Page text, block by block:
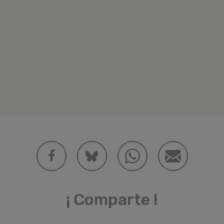
¡ Comparte !